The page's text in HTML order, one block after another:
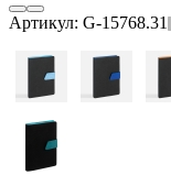
Артикул: G-15768.31